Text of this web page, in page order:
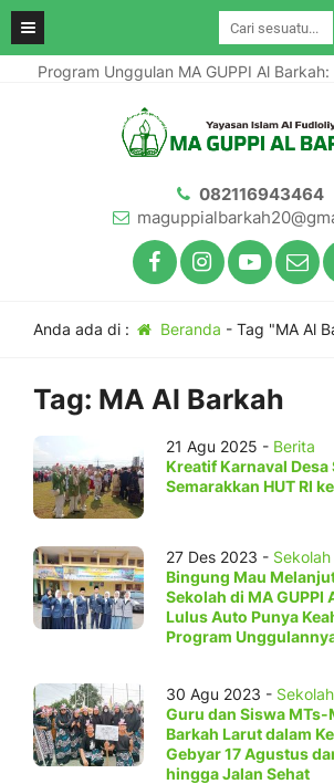
Program Unggulan MA GUPPI Al
082116943464
Anda ada di : Beranda - Tag "MA Al
Tag: MA Al Barkah
21 Agu 2025 - Berita
Kreatif Karnaval
Semarakkan HUT RI
27 Des 2023 - Sekolah
Bingung Mau
Sekolah di MA GUPPI
Lulus Auto Punya
Program
30 Agu 2023 - Sekolah
Guru dan Siswa MTs-
Barkah Larut dalam
Gebyar 17 Agustus
hingga Jalan Sehat